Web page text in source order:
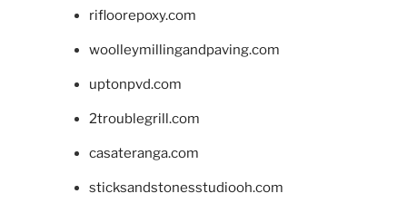
rifloorepoxy.com
woolleymillingandpaving.com
uptonpvd.com
2troublegrill.com
casateranga.com
sticksandstonesstudiooh.com